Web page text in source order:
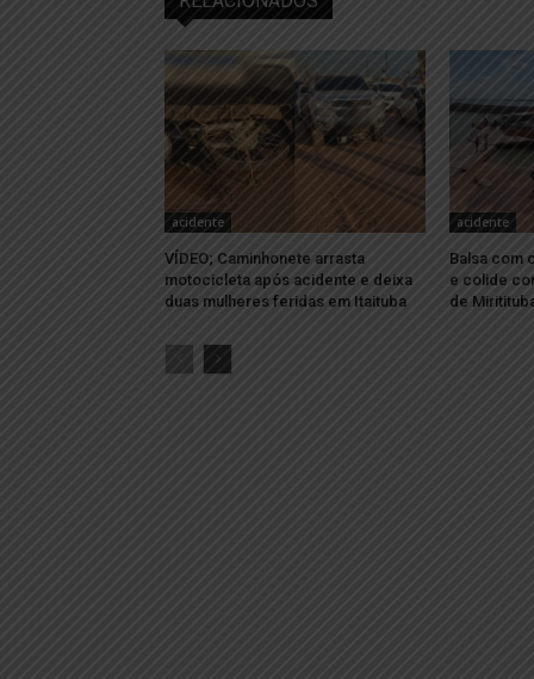
acidente
VÍDEO; Caminhonete arrasta
motocicleta após acidente e deixa
duas mulheres feridas em Itaituba
acidente
Balsa com
e colide
de